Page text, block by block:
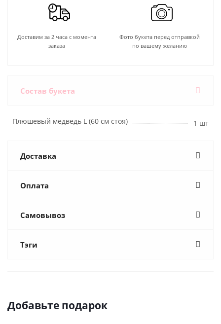
Доставим за 2 часа с момента
заказа
Фото букета перед отправкой
по вашему желанию
Состав букета
Плюшевый медведь L (60 см стоя) 1 шт
Доставка
Оплата
Самовывоз
Тэги
Добавьте подарок